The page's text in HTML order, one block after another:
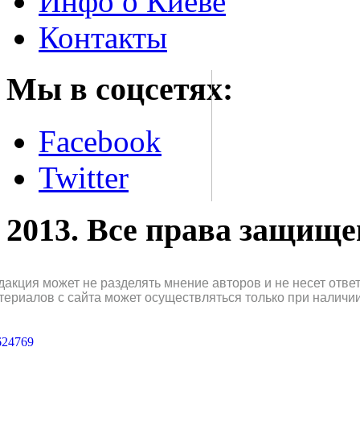
Контакты
Мы в соцсетях:
Facebook
Twitter
2013. Все права
может не разделять мнение авторов и не несет
с сайта может осуществляться только при